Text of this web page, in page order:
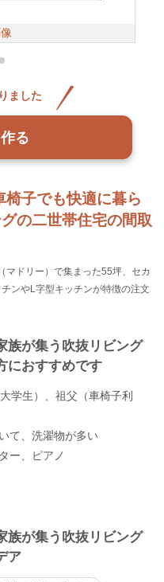
子でも快適に暮ら
の二世帯住宅の間取
マドリー）で集まった55坪、セカ
ンやL字型キッチンが特徴の注文
族が集う吹抜リビング
におすすめです
学生）、祖父（車椅子利
て、洗濯物が多い
ー、ピアノ
族が集う吹抜リビング
ア
ました
る